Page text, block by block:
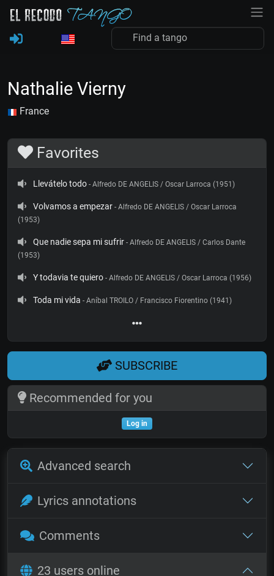
Nathalie Vierny
France
Favorites
Llevátelo todo - Alfredo DE ANGELIS / Oscar Larroca (1951)
Volvamos a empezar - Alfredo DE ANGELIS / Oscar Larroca
(1953)
Que nadie sepa mi sufrir - Alfredo DE ANGELIS / Carlos Dante
(1953)
Y todavia te quiero - Alfredo DE ANGELIS / Oscar Larroca (1956)
Toda mi vida - Aníbal TROILO / Francisco Fiorentino (1941)
SUBSCRIBE
Recommended for you
Log in
Advanced search
Lyrics annotations
Comments
23 users online